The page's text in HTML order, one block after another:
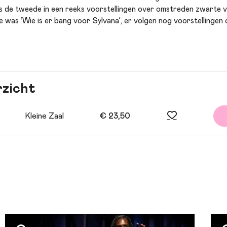
de tweede in een reeks voorstellingen over omstreden zwarte
was ‘Wie is er bang voor Sylvana’, er volgen nog voorstellingen
de eigen bubbel doorbreekt.
Vers van De Vest is ook weer te boeken voor theaterseizoen
je eigen serie! Selecteer 5 voorstellingen en betaal
voorstellingen (inclusief garderobe en drankje).
Kleine Zaal € 23,50
Morina | Choreografie: Naïma Souhaïr | Compositie: